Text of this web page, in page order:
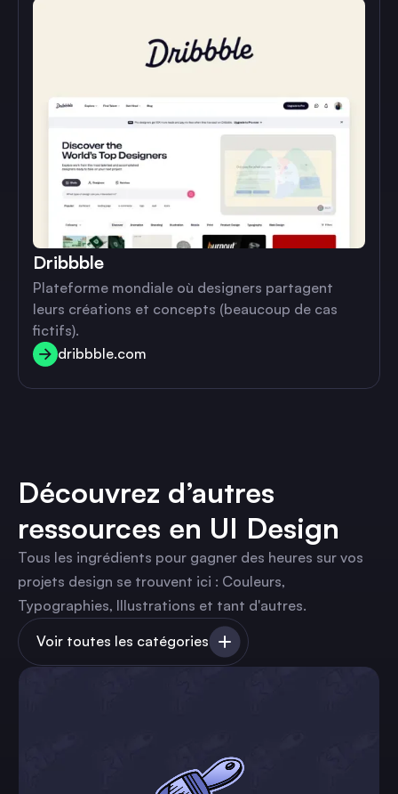
Dribbble
Plateforme mondiale où designers partagent
leurs créations et concepts (beaucoup de cas
fictifs).
dribbble.com
Découvrez d’autres
ressources en UI Design
Tous les ingrédients pour gagner des heures sur vos
projets design se trouvent ici : Couleurs,
Typographies, Illustrations et tant d'autres.
Voir toutes les catégories